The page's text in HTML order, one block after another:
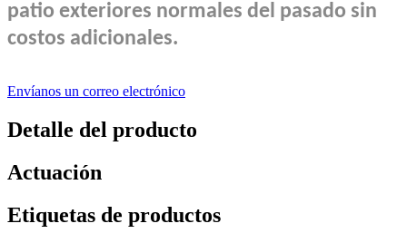
patio exteriores normales del pasado sin
costos adicionales.
Envíanos un correo electrónico
Detalle del producto
Actuación
Etiquetas de productos